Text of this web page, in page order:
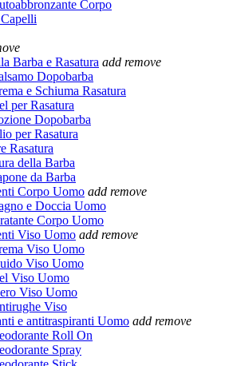
Corpo
Barba e Rasatura add remove
Dopobarba
e Schiuma Rasatura
per Rasatura
Dopobarba
per Rasatura
Rasatura
della Barba
da Barba
Corpo Uomo add remove
e Doccia Uomo
Corpo Uomo
Viso Uomo add remove
Viso Uomo
Viso Uomo
Viso Uomo
Viso Uomo
Viso
e antitraspiranti Uomo add remove
Roll On
Spray